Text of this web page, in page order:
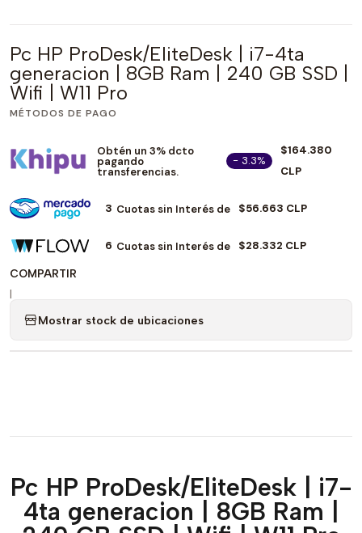
Pc HP ProDesk/EliteDesk | i7-4ta
generacion | 8GB Ram | 240 GB SSD |
Wifi | W11 Pro
MÉTODOS DE PAGO
Obtén un 3% dcto
pagando
transferencias.
- 3.3%
$164.380
CLP
3 Cuotas sin Interés de $56.663 CLP
6 Cuotas sin Interés de $28.332 CLP
COMPARTIR
|
Mostrar stock de ubicaciones
Pc HP ProDesk/EliteDesk | i7-
4ta generacion | 8GB Ram |